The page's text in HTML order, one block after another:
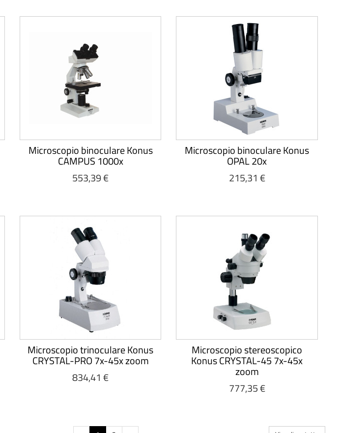
Microscopio binoculare Konus
CAMPUS 1000x
553,39 €
Microscopio binoculare Konus
OPAL 20x
215,31 €
Microscopio trinoculare Konus
CRYSTAL-PRO 7x-45x zoom
834,41 €
Microscopio stereoscopico
Konus CRYSTAL-45 7x-45x
zoom
777,35 €